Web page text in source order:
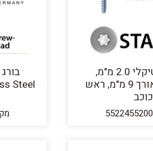
בורג קורטיקלי 2.0 מ"מ,
Titanium , אורך 9 מ"מ, ראש
כוכב
מק"ט: